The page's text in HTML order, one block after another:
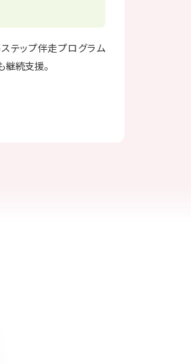
テップ伴走プログラム
継続支援。